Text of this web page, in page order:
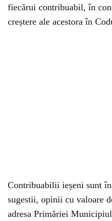
fiecărui contribuabil, în
creștere ale acestora în
Contribuabilii ieșeni sunt
sugestii, opinii cu valoare
adresa Primăriei